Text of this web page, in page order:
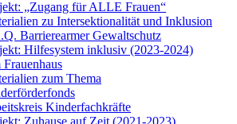
„Zugang für ALLE Frauen“
zu Intersektionalität und Inklusion
Barrierearmer Gewaltschutz
Hilfesystem inklusiv (2023-2024)
zum Thema
Kinderfachkräfte
Zuhause auf Zeit (2021-2023)